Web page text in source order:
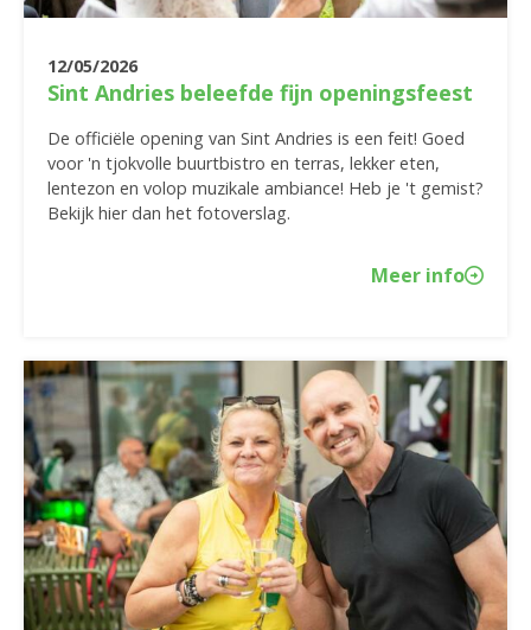
12/05/2026
Sint Andries beleefde fijn openingsfeest
De officiële opening van Sint Andries is een feit! Goed
voor 'n tjokvolle buurtbistro en terras, lekker eten,
lentezon en volop muzikale ambiance! Heb je 't gemist?
Bekijk hier dan het fotoverslag.
Meer info